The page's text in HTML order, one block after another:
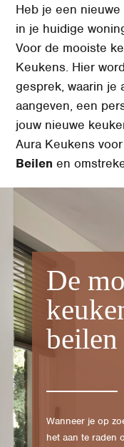
Heb je een
in je huidige
Voor de mooiste
Keukens. Hier
gesprek, waarin je
aangeven, een
jouw nieuwe
Aura Keukens
Beilen en
De
beilen
Wanneer je op
het aan te raden